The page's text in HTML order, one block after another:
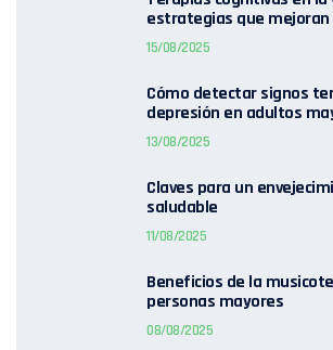
estrategias que
15/08/2025
Cómo detectar signos
depresión en adultos
13/08/2025
Claves para un
saludable
11/08/2025
Beneficios de la
personas mayores
08/08/2025